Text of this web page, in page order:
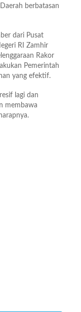
berbatasan
dari Pusat
RI Zamhir
Rakor
Pemerintah
yang efektif.
lagi dan
membawa